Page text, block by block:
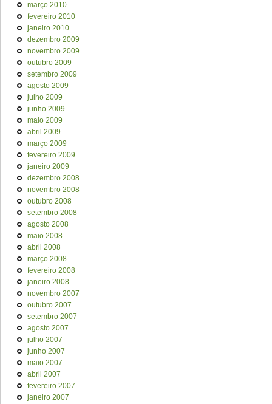
março 2010
fevereiro 2010
janeiro 2010
dezembro 2009
novembro 2009
outubro 2009
setembro 2009
agosto 2009
julho 2009
junho 2009
maio 2009
abril 2009
março 2009
fevereiro 2009
janeiro 2009
dezembro 2008
novembro 2008
outubro 2008
setembro 2008
agosto 2008
maio 2008
abril 2008
março 2008
fevereiro 2008
janeiro 2008
novembro 2007
outubro 2007
setembro 2007
agosto 2007
julho 2007
junho 2007
maio 2007
abril 2007
fevereiro 2007
janeiro 2007